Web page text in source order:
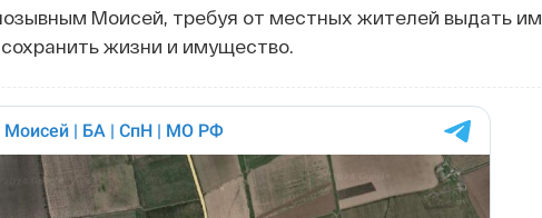
Моисей, требуя от местных жителей выдать им
жизни и имущество.